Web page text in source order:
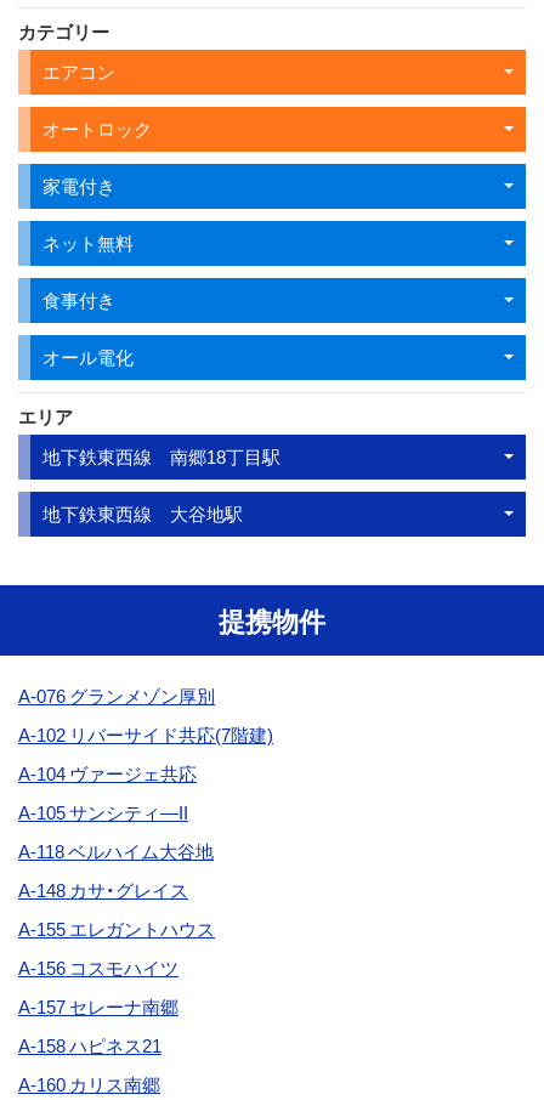
カテゴリー
エアコン
オートロック
家電付き
ネット無料
食事付き
オール電化
エリア
地下鉄東西線 南郷18丁目駅
地下鉄東西線 大谷地駅
提携物件
A-076 グランメゾン厚別
A-102 リバーサイド共応(7階建)
A-104ヴァージェ共応
A-105 サンシティ―II
A-118 ベルハイム大谷地
A-148 カサ・グレイス
A-155 エレガントハウス
A-156 コスモハイツ
A-157セレーナ南郷
A-158 ハピネス21
A-160 カリス南郷